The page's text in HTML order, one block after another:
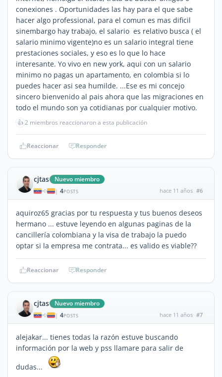
conexiones . Oportunidades las hay para el que sabe
hacer algo professional, para el comun es mas dificil
sinembargo hay trabajo, el salario es relativo busca ( el
salario minimo vigente)no es un salario integral tiene
prestaciones sociales, y eso es lo que lo hace
interesante. Yo vivo en new york, aqui con un salario
minimo no pagas un apartamento, en colombia si lo
puedes hacer asi sea humilde. ...Ese es mi concejo
sincero bienvenido al pais ahora que las migraciones en
todo el mundo son ya cotidianas por cualquier motivo.
👍2 miembros reaccionaron a esta publicación
Reaccionar Responder
cjtas Nuevo miembro
| 4POSTS hace 11 años #6
aquiroz65 gracias por tu respuesta y tus buenos deseos
hermano ... estuve leyendo en algunas paginas de la
cancillería colombiana y la visa de trabajo la puedo
optar si la empresa me contrata... es valido es viable??
Reaccionar Responder
cjtas Nuevo miembro
| 4POSTS hace 11 años #7
alejakar... tienes todas la razón estuve buscando
información por la web y pss llamare para salir de
dudas...